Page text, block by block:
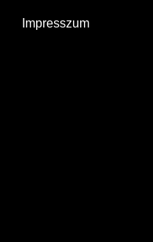
Impresszum